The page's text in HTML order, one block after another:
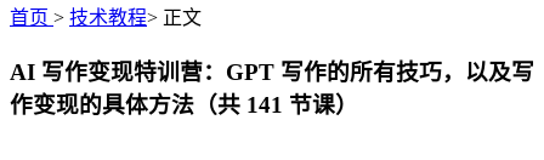
首页 > 技术教程> 正文
AI 写作变现特训营：GPT 写作的所有技巧，以及写
作变现的具体方法（共 141 节课）